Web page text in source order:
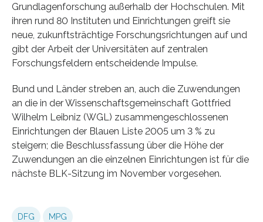
Grundlagenforschung außerhalb der Hochschulen. Mit
ihren rund 80 Instituten und Einrichtungen greift sie
neue, zukunftsträchtige Forschungsrichtungen auf und
gibt der Arbeit der Universitäten auf zentralen
Forschungsfeldern entscheidende Impulse.
Bund und Länder streben an, auch die Zuwendungen
an die in der Wissenschaftsgemeinschaft Gottfried
Wilhelm Leibniz (WGL) zusammengeschlossenen
Einrichtungen der Blauen Liste 2005 um 3 % zu
steigern; die Beschlussfassung über die Höhe der
Zuwendungen an die einzelnen Einrichtungen ist für die
nächste BLK-Sitzung im November vorgesehen.
DFG MPG